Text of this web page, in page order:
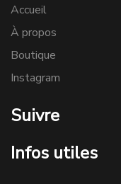
Accueil
À propos
Boutique
Instagram
Suivre
Infos utiles